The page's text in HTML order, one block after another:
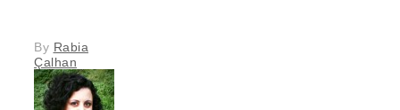
By Rabia
Çalhan